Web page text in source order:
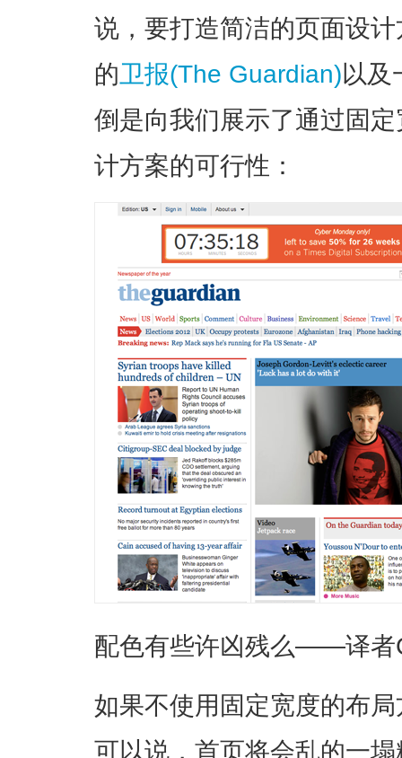
说，要打造简洁的页面设
的卫报(The Guardian)以及
倒是向我们展示了通过固
计方案的可行性：
配色有些许凶残么——译者
如果不使用固定宽度的布
可以说，首页将会乱的一